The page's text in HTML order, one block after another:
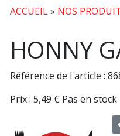
ACCUEIL» NOS
HONNY
Référence de l'article :
Prix : 5,49 € Pas en stock